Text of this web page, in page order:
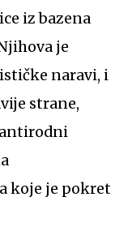
iz bazena
je
naravi, i
strane,
koje je pokret